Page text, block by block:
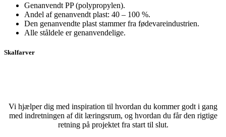
Genanvendt PP (polypropylen).
Andel af genanvendt plast: 40 – 100 %.
Den genanvendte plast stammer fra fødevareindustrien.
Alle ståldele er genanvendelige.
Skalfarver
Vi hjælper dig med inspiration til hvordan du kommer godt i gang
med indretningen af dit læringsrum, og hvordan du får den rigtige
retning på projektet fra start til slut.